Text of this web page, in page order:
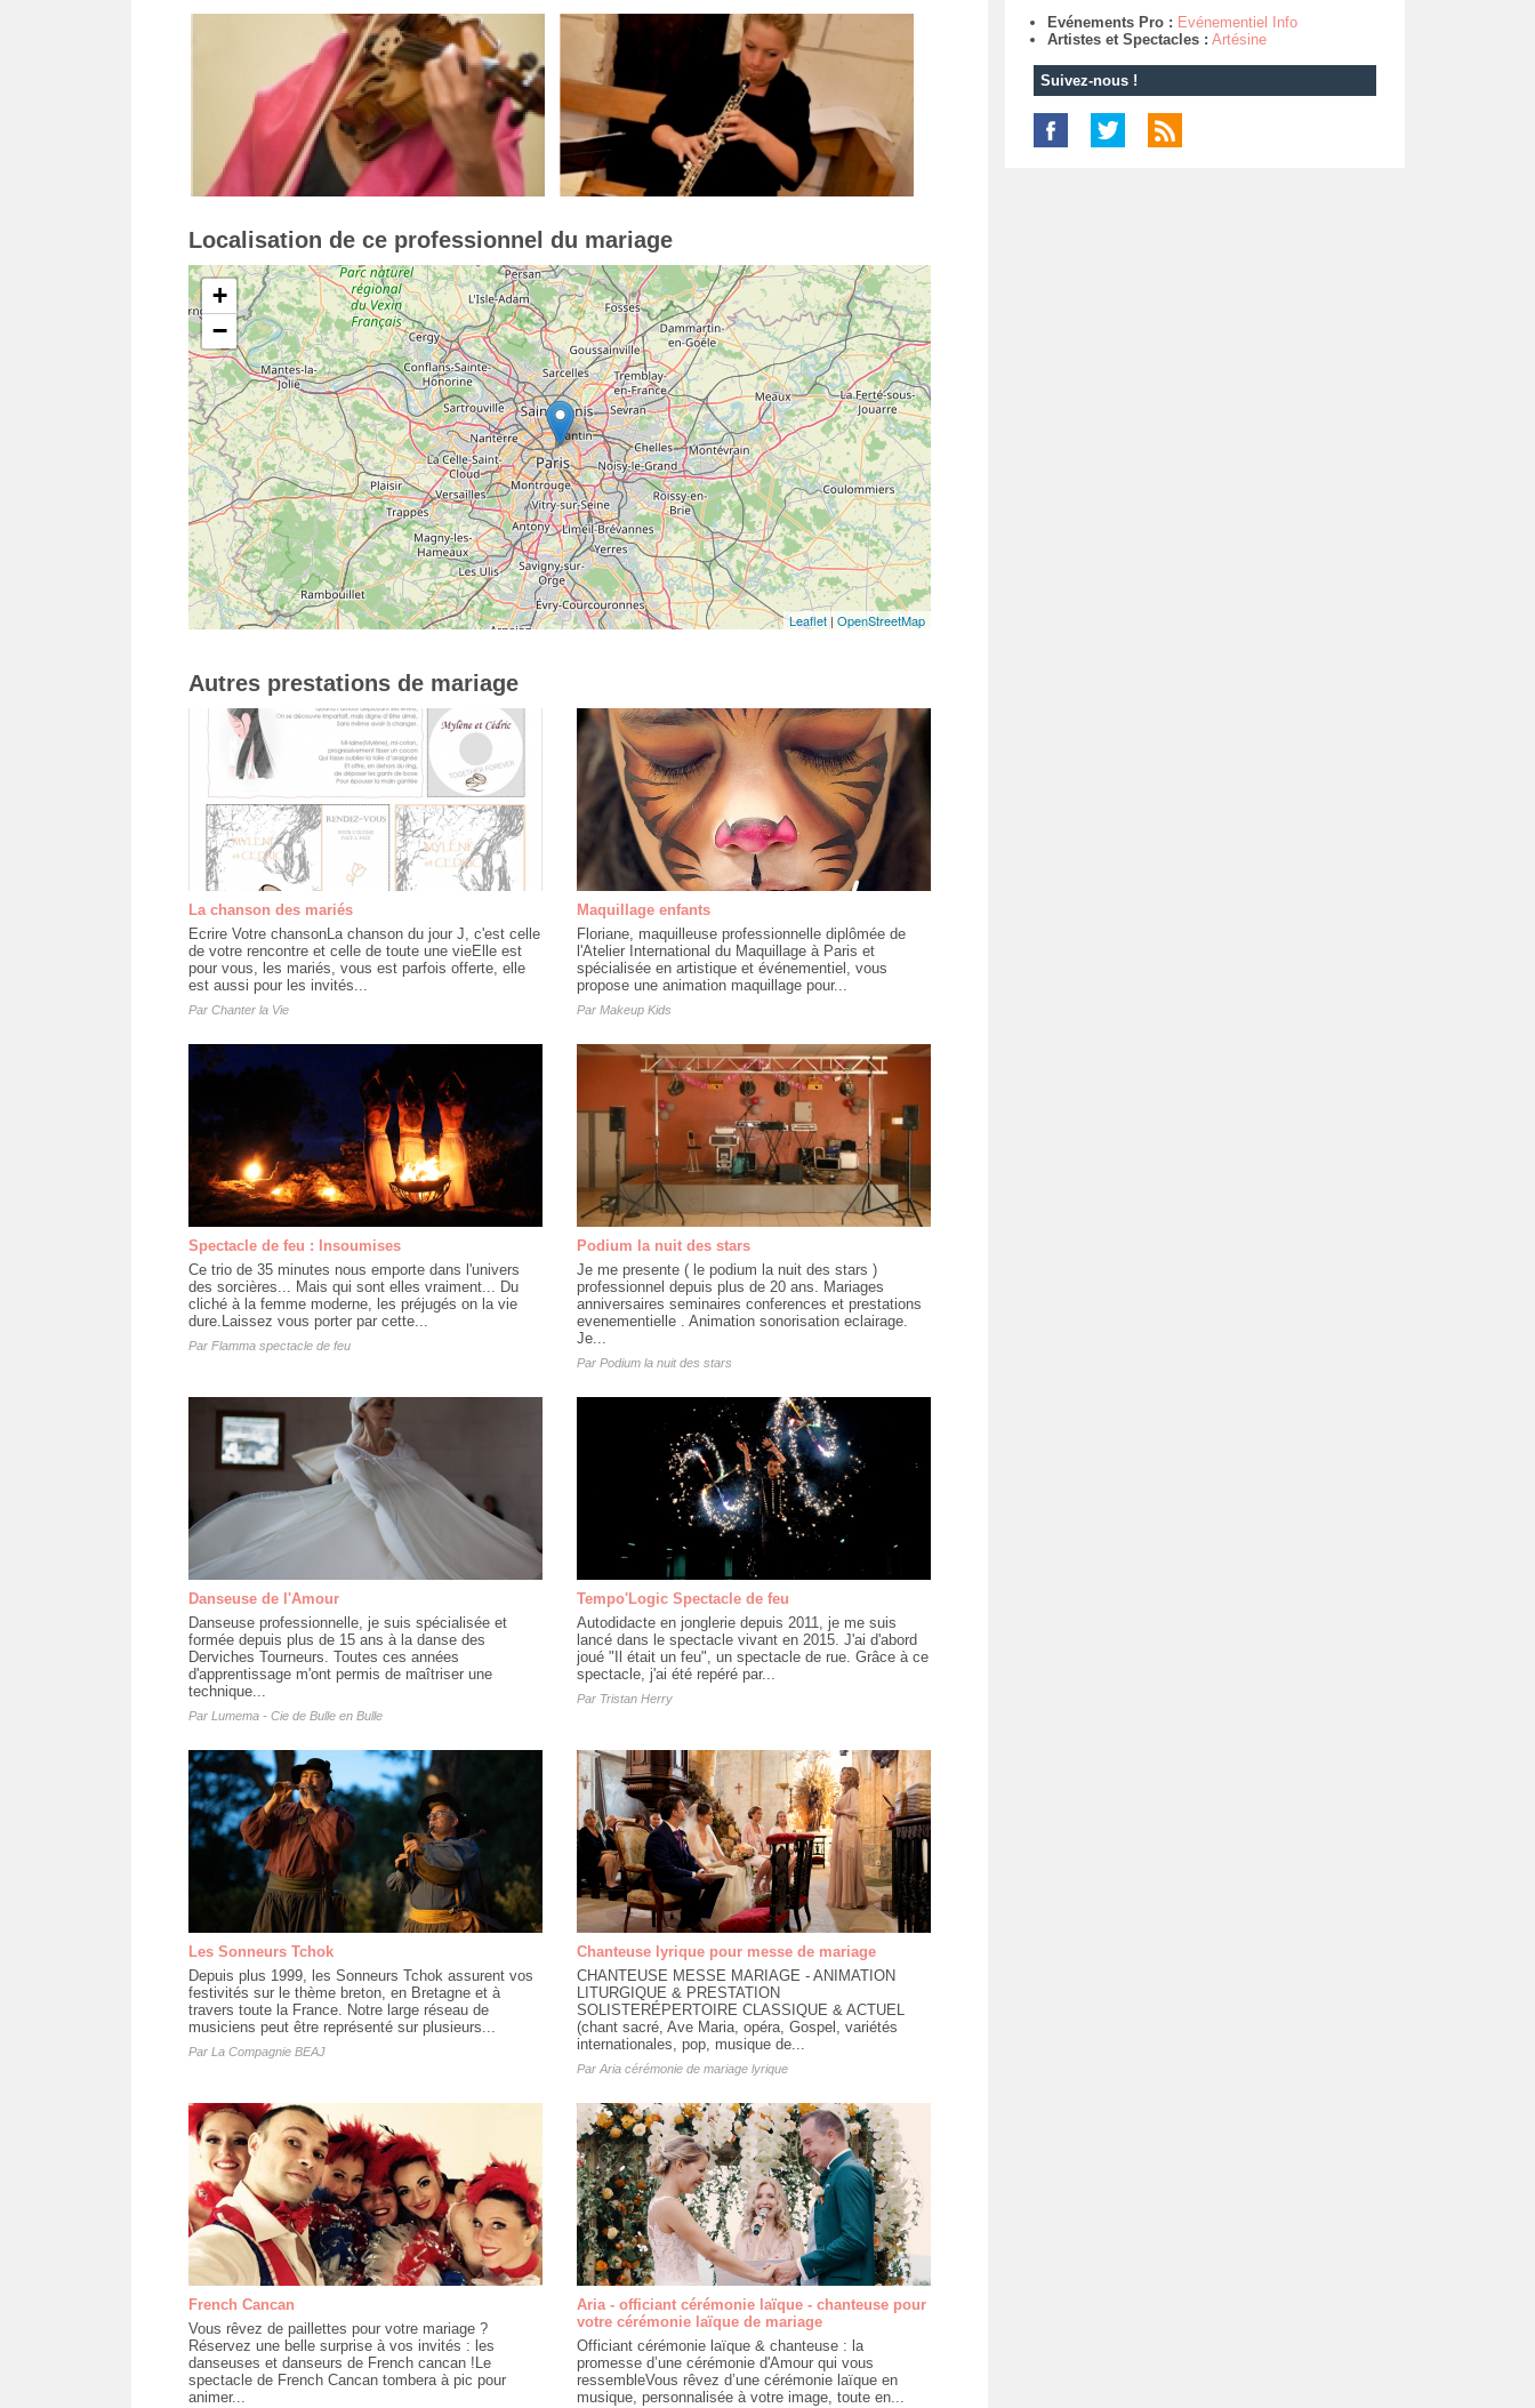
Localisation de ce professionnel du mariage
+
−
Leaflet| OpenStreetMap
Autres prestations de mariage
La chanson des mariés
Ecrire Votre chansonLa chanson du jour J, c'est celle
de votre rencontre et celle de toute une vieElle est
pour vous, les mariés, vous est parfois offerte, elle
est aussi pour les invités...
Par Chanter la Vie
Maquillage enfants
Floriane, maquilleuse professionnelle diplômée de
l'Atelier International du Maquillage à Paris et
spécialisée en artistique et événementiel, vous
propose une animation maquillage pour...
Par Makeup Kids
Spectacle de feu : Insoumises
Ce trio de 35 minutes nous emporte dans l'univers
des sorcières... Mais qui sont elles vraiment... Du
cliché à la femme moderne, les préjugés on la vie
dure.Laissez vous porter par cette...
Par Flamma spectacle de feu
Podium la nuit des stars
Je me presente ( le podium la nuit des stars )
professionnel depuis plus de 20 ans. Mariages
anniversaires seminaires conferences et prestations
evenementielle . Animation sonorisation eclairage.
Je...
Par Podium la nuit des stars
Danseuse de l'Amour
Danseuse professionnelle, je suis spécialisée et
formée depuis plus de 15 ans à la danse des
Derviches Tourneurs. Toutes ces années
d'apprentissage m'ont permis de maîtriser une
technique...
Par Lumema - Cie de Bulle en Bulle
Tempo'Logic Spectacle de feu
Autodidacte en jonglerie depuis 2011, je me suis
lancé dans le spectacle vivant en 2015. J'ai d'abord
joué "Il était un feu", un spectacle de rue. Grâce à ce
spectacle, j'ai été repéré par...
Par Tristan Herry
Les Sonneurs Tchok
Depuis plus 1999, les Sonneurs Tchok assurent vos
festivités sur le thème breton, en Bretagne et à
travers toute la France. Notre large réseau de
musiciens peut être représenté sur plusieurs...
Par La Compagnie BEAJ
Chanteuse lyrique pour messe de mariage
CHANTEUSE MESSE MARIAGE - ANIMATION
LITURGIQUE & PRESTATION
SOLISTERÉPERTOIRE CLASSIQUE & ACTUEL
(chant sacré, Ave Maria, opéra, Gospel, variétés
internationales, pop, musique de...
Par Aria cérémonie de mariage lyrique
French Cancan
Vous rêvez de paillettes pour votre mariage ?
Réservez une belle surprise à vos invités : les
danseuses et danseurs de French cancan !Le
spectacle de French Cancan tombera à pic pour
animer...
Aria - officiant cérémonie laïque - chanteuse pour
votre cérémonie laïque de mariage
Officiant cérémonie laïque & chanteuse : la
promesse d’une cérémonie d'Amour qui vous
ressembleVous rêvez d’une cérémonie laïque en
musique, personnalisée à votre image, toute en...
Evénements Pro : Evénementiel Info
Artistes et Spectacles : Artésine
Suivez-nous !